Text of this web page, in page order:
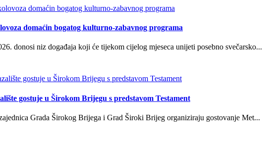
domaćin bogatog kulturno-zabavnog programa
donosi niz događaja koji će tijekom cijelog mjeseca unijeti posebno svečarsko...
gostuje u Širokom Brijegu s predstavom Testament
Grada Širokog Brijega i Grad Široki Brijeg organiziraju gostovanje Met...